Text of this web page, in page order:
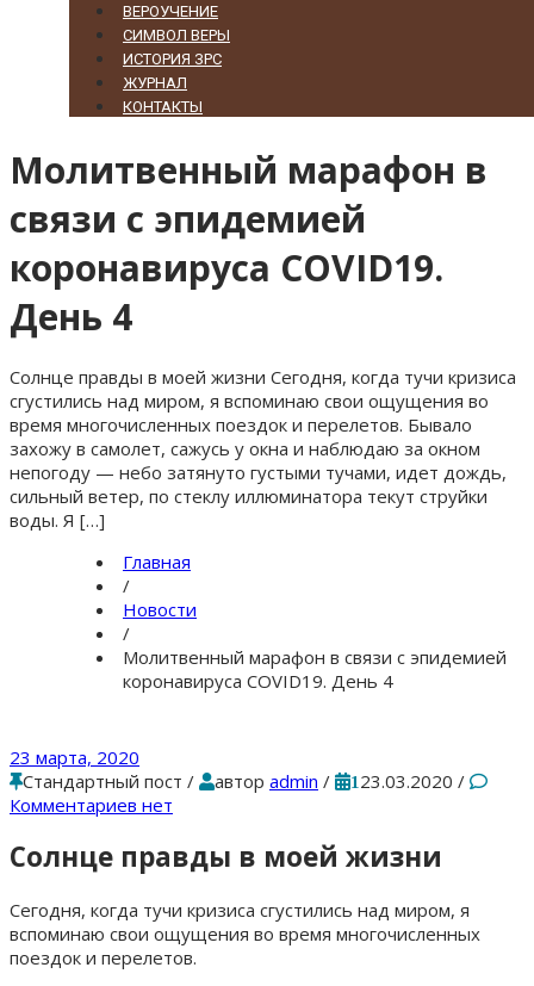
ВЕРОУЧЕНИЕ
СИМВОЛ ВЕРЫ
ИСТОРИЯ ЗРС
ЖУРНАЛ
КОНТАКТЫ
Молитвенный марафон в
связи с эпидемией
коронавируса COVID19.
День 4
Солнце правды в моей жизни Сегодня, когда тучи кризиса
сгустились над миром, я вспоминаю свои ощущения во
время многочисленных поездок и перелетов. Бывало
захожу в самолет, сажусь у окна и наблюдаю за окном
непогоду — небо затянуто густыми тучами, идет дождь,
сильный ветер, по стеклу иллюминатора текут струйки
воды. Я […]
Главная
/
Новости
/
Молитвенный марафон в связи с эпидемией
коронавируса COVID19. День 4
23 марта, 2020
Стандартный пост / автор admin / 1 23.03.2020 /
Комментариев нет
Солнце правды в моей жизни
Сегодня, когда тучи кризиса сгустились над миром, я
вспоминаю свои ощущения во время многочисленных
поездок и перелетов.